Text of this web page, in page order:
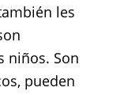
les
niños. Son
pueden